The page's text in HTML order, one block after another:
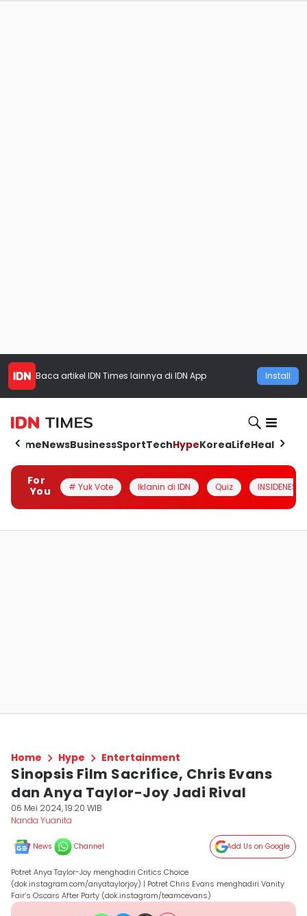
Baca artikel IDN Times lainnya di IDN App Install
HomeNewsBusinessSportTechHypeKoreaLifeHealth
For
You
# Yuk Vote Iklanin di IDN Quiz INSIDENESIA
Home Hype Entertainment
Sinopsis Film Sacrifice, Chris Evans
dan Anya Taylor-Joy Jadi Rival
06 Mei 2024, 19:20 WIB
Nanda Yuanita
News Channel Add Us on Google
Potret Anya Taylor-Joy menghadiri Critics Choice
(dok.instagram.com/anyataylorjoy) | Potret Chris Evans menghadiri Vanity
Fair’s Oscars After Party (dok.instagram/teamcevans)